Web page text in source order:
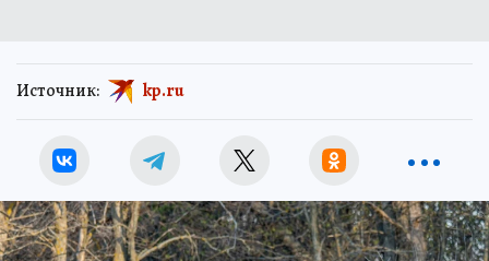
Источник: kp.ru